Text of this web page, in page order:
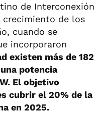
de Interconexión
crecimiento de los
cuando se
incorporaron
existen más de 182
potencia
El objetivo
cubrir el 20% de la
en 2025.